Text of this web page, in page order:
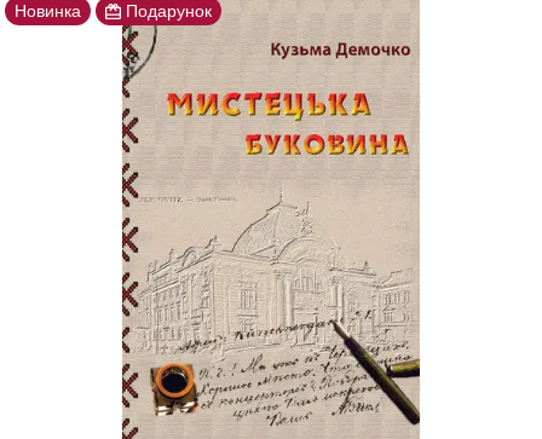
Новинка Подарунок